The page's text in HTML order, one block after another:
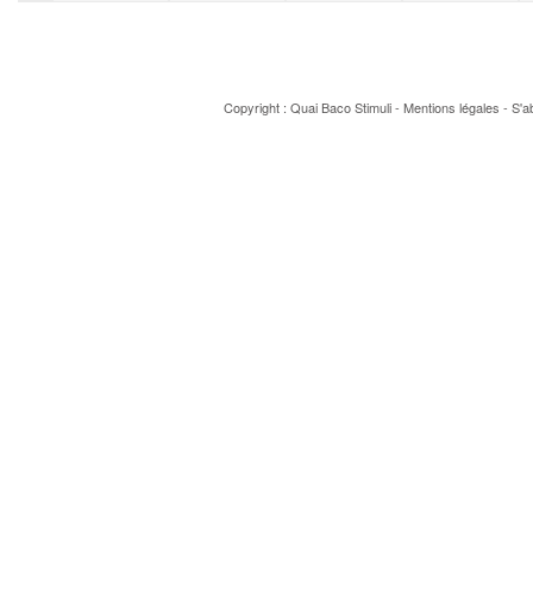
Copyright : Quai BacoStimuli- Mentions légales -